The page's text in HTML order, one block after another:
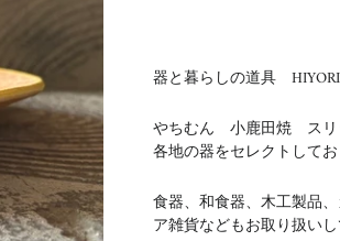
器と暮らしの道具 HIYORI
やちむん 小鹿田焼 スリ
各地の器をセレクトしてお
食器、和食器、木工製品
ア雑貨などもお取り扱いし